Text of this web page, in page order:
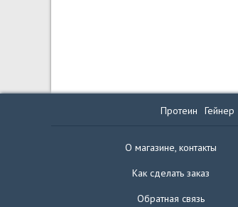
Протеин Гейнер
О магазине, контакты
Как сделать заказ
Обратная связь